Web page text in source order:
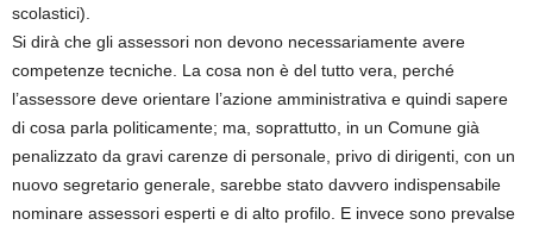
scolastici).
Si dirà che gli assessori non devono necessariamente avere
competenze tecniche. La cosa non è del tutto vera, perché
l’assessore deve orientare l’azione amministrativa e quindi sapere
di cosa parla politicamente; ma, soprattutto, in un Comune già
penalizzato da gravi carenze di personale, privo di dirigenti, con un
nuovo segretario generale, sarebbe stato davvero indispensabile
nominare assessori esperti e di alto profilo. E invece sono prevalse